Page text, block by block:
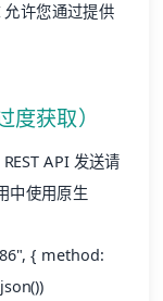
许您通过提供
度获取）
API 发送请
中使用原生
{ method: